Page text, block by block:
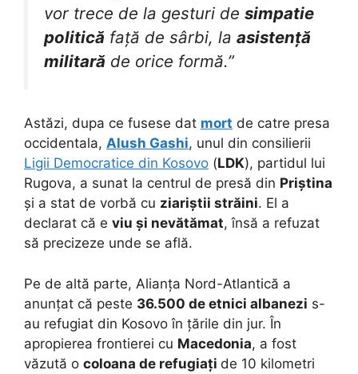
vor trece de la gesturi de simpatie
politică față de sârbi, la asistență
militară de orice formă.”
Astăzi, dupa ce fusese dat mort de catre presa
occidentala, Alush Gashi, unul din consilierii
Ligii Democratice din Kosovo (LDK), partidul lui
Rugova, a sunat la centrul de presă din Priștina
și a stat de vorbă cu ziariștii străini. El a
declarat că e viu și nevătămat, însă a refuzat
să precizeze unde se află.
Pe de altă parte, Alianța Nord-Atlantică a
anunțat că peste 36.500 de etnici albanezi s-
au refugiat din Kosovo în țările din jur. În
apropierea frontierei cu Macedonia, a fost
văzută o coloana de refugiați de 10 kilometri